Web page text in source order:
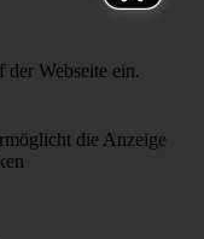
Webseite ein.
die Anzeige